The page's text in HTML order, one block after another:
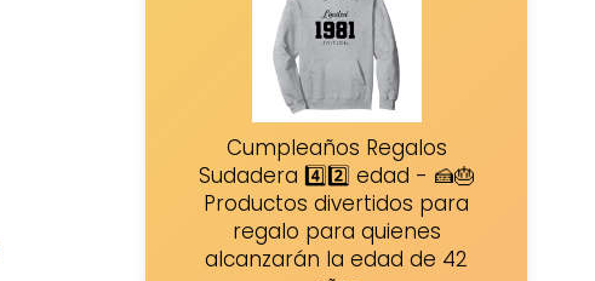
Cumpleaños Regalos
Sudadera 4️⃣2️⃣ edad - 🍰🎂
Productos divertidos para
regalo para quienes
alcanzarán la edad de 42